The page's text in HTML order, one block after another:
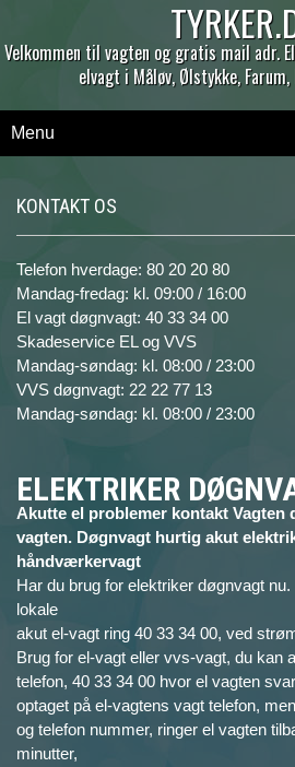
Velkommen til vagten og gratis mail adr.
elvagt i Måløv, Ølstykke,
Menu
KONTAKT OS
Telefon hverdage: 80 20 20 80
Mandag-fredag: kl. 09:00 / 16:00
El vagt døgnvagt: 40 33 34 00
Skadeservice EL og VVS
Mandag-søndag: kl. 08:00 / 23:00
VVS døgnvagt: 22 22 77 13
Mandag-søndag: kl. 08:00 / 23:00
ELEKTRIKER
Akutte el problemer kontakt Vagten
vagten. Døgnvagt hurtig akut
håndværkervagt
Har du brug for elektriker døgnvagt
lokale
akut el-vagt ring 40 33 34 00, ved
Brug for el-vagt eller vvs-vagt, du kan
telefon, 40 33 34 00 hvor el vagten
optaget på el-vagtens vagt telefon,
og telefon nummer, ringer el vagten
minutter,